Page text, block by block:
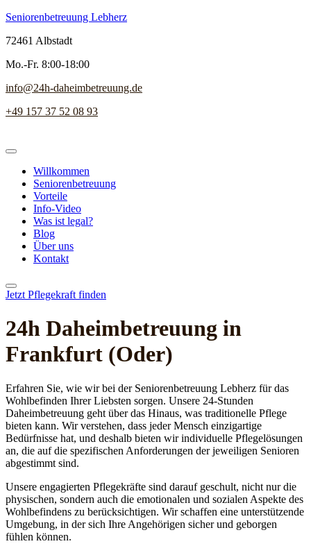
Seniorenbetreuung Lebherz
72461 Albstadt
Mo.-Fr. 8:00-18:00
info@24h-daheimbetreuung.de
+49 157 37 52 08 93
Willkommen
Seniorenbetreuung
Vorteile
Info-Video
Was ist legal?
Blog
Über uns
Kontakt
Jetzt Pflegekraft finden
24h Daheim­betreuung in
Frankfurt (Oder)
Erfahren Sie, wie wir bei der Seniorenbetreuung Lebherz für das
Wohlbefinden Ihrer Liebsten sorgen. Unsere 24-Stunden
Daheimbetreuung geht über das Hinaus, was traditionelle Pflege
bieten kann. Wir verstehen, dass jeder Mensch einzigartige
Bedürfnisse hat, und deshalb bieten wir individuelle Pflegelösungen
an, die auf die spezifischen Anforderungen der jeweiligen Senioren
abgestimmt sind.
Unsere engagierten Pflegekräfte sind darauf geschult, nicht nur die
physischen, sondern auch die emotionalen und sozialen Aspekte des
Wohlbefindens zu berücksichtigen. Wir schaffen eine unterstützende
Umgebung, in der sich Ihre Angehörigen sicher und geborgen
fühlen können.